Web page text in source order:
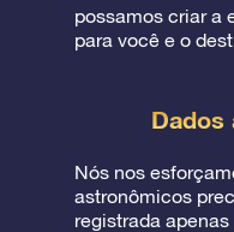
possamos criar a
para você e o
Dados
Nós nos
astronômicos
registrada